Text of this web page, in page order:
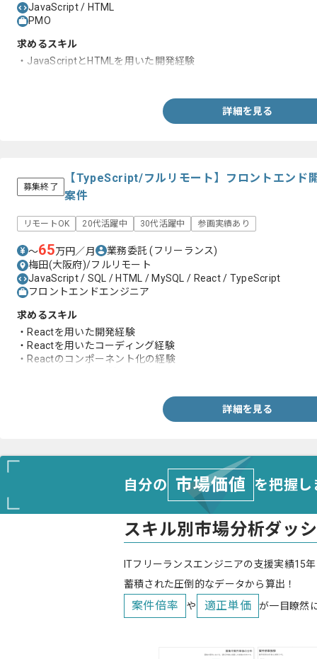
JavaScript / HTML
PMO
求めるスキル
・JavaScriptとHTMLを用いた開発経験
詳細を見る
募集終了
【TypeScript/フルリモート】フロントエンド
案件
リモートOK 20代活躍中 30代活躍中 参画実績あり
〜65万円／月 業務委託(フリーランス)
梅田(大阪府)/フルリモート
JavaScript / SQL / HTML / MySQL / React / TypeScript
フロントエンドエンジニア
求めるスキル
・Reactを用いた開発経験
・Reactを用いたコーディング経験
・Reactのコンポーネント化の経験
詳細を見る
自分の 市場価値 を把握
スキル別市場分析ダッ
ITフリーランスエンジニアの支援実績15
蓄積された圧倒的なデータから算出！
案件倍率 や 適正単価 が一目瞭然